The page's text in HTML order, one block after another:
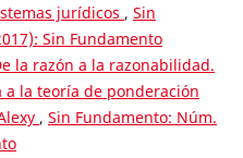
jurídicos , Sin
Sin Fundamento
la razón a la razonabilidad.
la teoría de ponderación
, Sin Fundamento: Núm.